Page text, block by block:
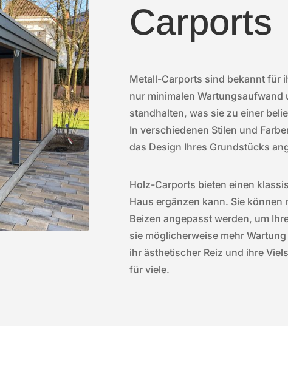
Carports
Metall-Carports sind bekannt für
nur minimalen
standhalten, was sie zu einer
In verschiedenen Stilen und
das Design Ihres Grundstücks
Holz-Carports bieten einen
Haus ergänzen kann. Sie
Beizen angepasst werden, um
sie möglicherweise mehr
ihr ästhetischer Reiz und ihre
für viele.